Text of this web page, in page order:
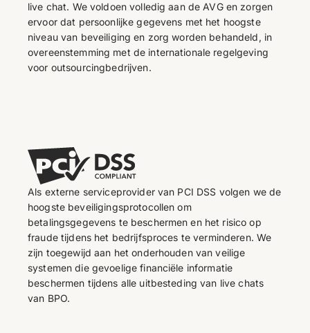
live chat. We voldoen volledig aan de AVG en zorgen
ervoor dat persoonlijke gegevens met het hoogste
niveau van beveiliging en zorg worden behandeld, in
overeenstemming met de internationale regelgeving
voor outsourcingbedrijven.
Als externe serviceprovider van PCI DSS volgen we de
hoogste beveiligingsprotocollen om
betalingsgegevens te beschermen en het risico op
fraude tijdens het bedrijfsproces te verminderen. We
zijn toegewijd aan het onderhouden van veilige
systemen die gevoelige financiële informatie
beschermen tijdens alle uitbesteding van live chats
van BPO.